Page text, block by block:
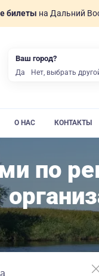
билеты на Дальний
О НАС КОНТАКТЫ
по
Ваш город?
Да Нет, выбрать